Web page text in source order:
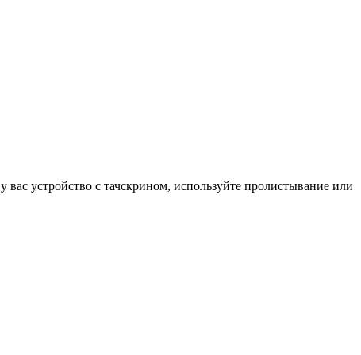
устройство с тачскрином, используйте пролистывание или